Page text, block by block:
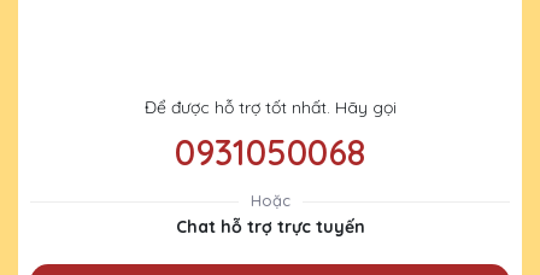
Để được hỗ trợ tốt nhất. Hãy gọi
0931050068
Hoặc
Chat hỗ trợ trực tuyến